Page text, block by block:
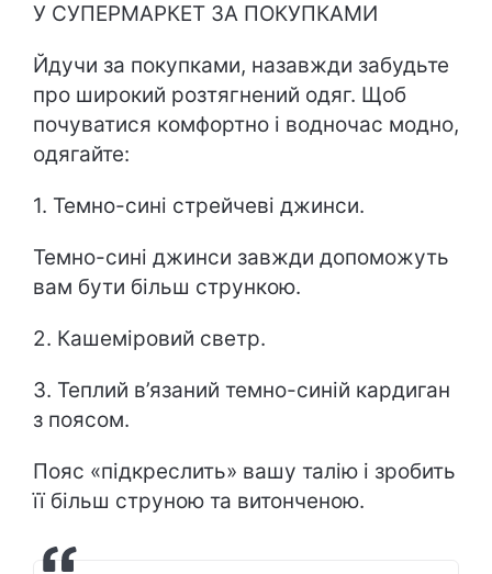
У СУПЕРМАРКЕТ ЗА ПОКУПКАМИ
Йдучи за покупками, назавжди забудьте
про широкий розтягнений одяг. Щоб
почуватися комфортно і водночас модно,
одягайте:
1. Темно-сині стрейчеві джинси.
Темно-сині джинси завжди допоможуть
вам бути більш стрункою.
2. Кашеміровий светр.
3. Теплий в’язаний темно-синій кардиган
з поясом.
Пояс «підкреслить» вашу талію і зробить
її більш струною та витонченою.